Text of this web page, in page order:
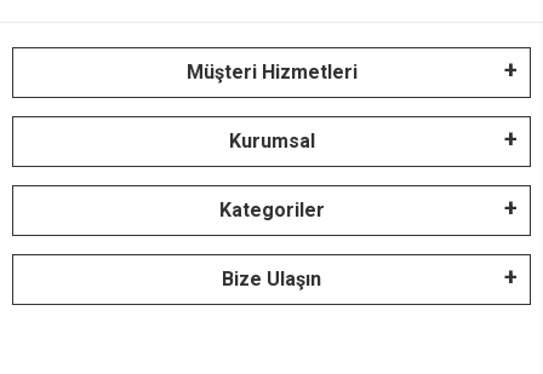
Müşteri Hizmetleri
Kurumsal
Kategoriler
Bize Ulaşın